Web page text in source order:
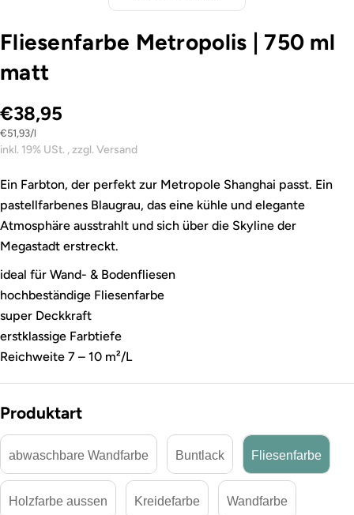
Fliesenfarbe Metropolis
750 ml
matt
€38,95
Stückpreis
€51,93/
pro l
inkl. 19% USt. , zzgl. Versand
Ein Farbton, der perfekt zur Metropole Shanghai passt. Ein
pastellfarbenes Blaugrau, das eine kühle und elegante
Atmosphäre ausstrahlt und sich über die Skyline der
Megastadt erstreckt.
ideal für Wand- & Bodenfliesen
hochbeständige Fliesenfarbe
super Deckkraft
erstklassige Farbtiefe
Reichweite 7 – 10 m²/L
Produktart
abwaschbare Wandfarbe Buntlack Fliesenfarbe
Holzfarbe aussen Kreidefarbe Wandfarbe